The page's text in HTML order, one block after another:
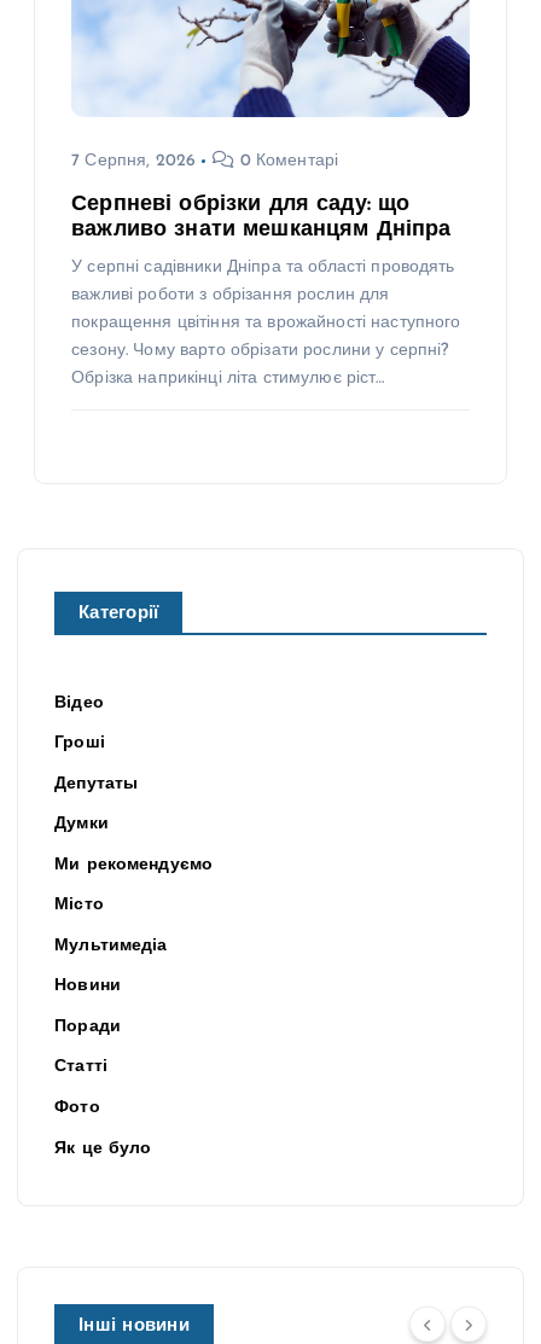
7 Серпня, 2026 0 Коментарі
Серпневі обрізки для саду: що
важливо знати мешканцям Дніпра
У серпні садівники Дніпра та області проводять
важливі роботи з обрізання рослин для
покращення цвітіння та врожайності наступного
сезону. Чому варто обрізати рослини у серпні?
Обрізка наприкінці літа стимулює ріст…
Категорії
Відео
Гроші
Депутаты
Думки
Ми рекомендуємо
Місто
Мультимедіа
Новини
Поради
Статті
Фото
Як це було
Інші новини